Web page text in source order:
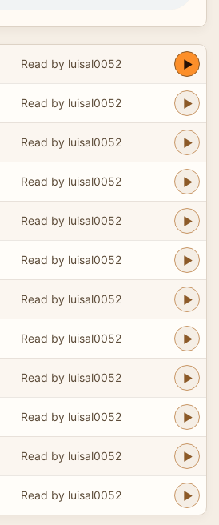
Read by luisal0052
Read by luisal0052
Read by luisal0052
Read by luisal0052
Read by luisal0052
Read by luisal0052
Read by luisal0052
Read by luisal0052
Read by luisal0052
Read by luisal0052
Read by luisal0052
Read by luisal0052